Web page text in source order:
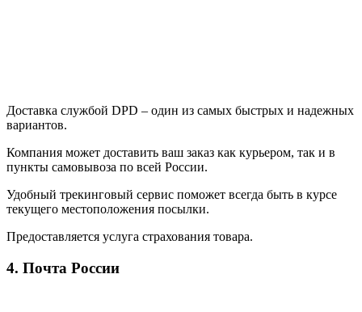
Доставка службой DPD – один из самых быстрых и надежных
вариантов.
Компания может доставить ваш заказ как курьером, так и в
пункты самовывоза по всей России.
Удобный трекинговый сервис поможет всегда быть в курсе
текущего местоположения посылки.
Предоставляется услуга страхования товара.
4. Почта России